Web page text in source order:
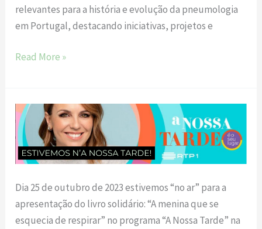
relevantes para a história e evolução da pneumologia
em Portugal, destacando iniciativas, projetos e
Read More »
Dia 25 de outubro de 2023 estivemos “no ar” para a
apresentação do livro solidário: “A menina que se
esquecia de respirar” no programa “A Nossa Tarde” na
Estivemos
n’A
Nossa
Tarde!